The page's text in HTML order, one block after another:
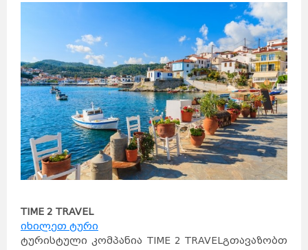
TIME 2 TRAVEL
იხილეთ ტური
ტურისტული კომპანია TIME 2 TRAVELგთავაზობთ